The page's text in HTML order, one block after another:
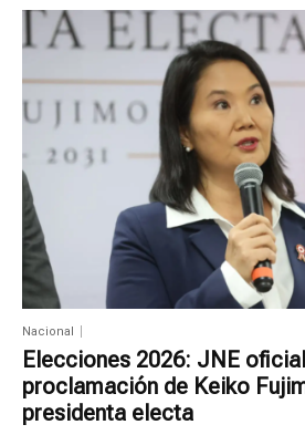
Nacional
Elecciones 2026: JNE
proclamación de Keiko
presidenta electa